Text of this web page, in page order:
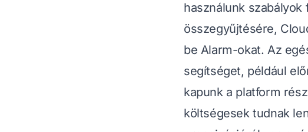
használunk
összegyűjtésére,
be Alarm-okat. Az
segítséget, például
kapunk a platform
költségesek tudnak